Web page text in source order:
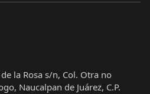
de la Rosa s/n, Col. Otra no
Naucalpan de Juárez, C.P.